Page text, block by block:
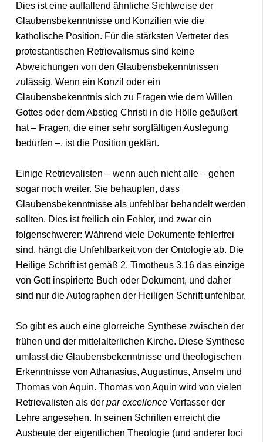
Dies ist eine auffallend ähnliche Sichtweise der
Glaubensbekenntnisse und Konzilien wie die
katholische Position. Für die stärksten Vertreter des
protestantischen Retrievalismus sind keine
Abweichungen von den Glaubensbekenntnissen
zulässig. Wenn ein Konzil oder ein
Glaubensbekenntnis sich zu Fragen wie dem Willen
Gottes oder dem Abstieg Christi in die Hölle geäußert
hat – Fragen, die einer sehr sorgfältigen Auslegung
bedürfen –, ist die Position geklärt.
Einige Retrievalisten – wenn auch nicht alle – gehen
sogar noch weiter. Sie behaupten, dass
Glaubensbekenntnisse als unfehlbar behandelt werden
sollten. Dies ist freilich ein Fehler, und zwar ein
folgenschwerer: Während viele Dokumente fehlerfrei
sind, hängt die Unfehlbarkeit von der Ontologie ab. Die
Heilige Schrift ist gemäß 2. Timotheus 3,16 das einzige
von Gott inspirierte Buch oder Dokument, und daher
sind nur die Autographen der Heiligen Schrift unfehlbar.
So gibt es auch eine glorreiche Synthese zwischen der
frühen und der mittelalterlichen Kirche. Diese Synthese
umfasst die Glaubensbekenntnisse und theologischen
Erkenntnisse von Athanasius, Augustinus, Anselm und
Thomas von Aquin. Thomas von Aquin wird von vielen
Retrievalisten als der par excellenceVerfasser der
Lehre angesehen. In seinen Schriften erreicht die
Ausbeute der eigentlichen Theologie (und anderer loci